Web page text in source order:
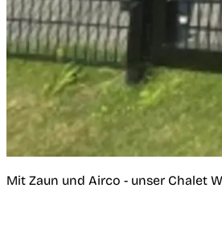
Mit Zaun und Airco - unser Chalet